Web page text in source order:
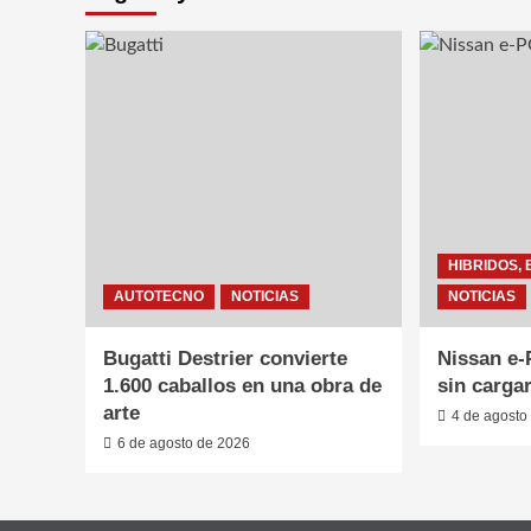
AUTOTECNO NOTICIAS
Bugatti Destrier convierte
1.600 caballos en una obra de
arte
6 de agosto de 2026
HIBRIDOS,
NOTICIAS
Nissan e-
sin
4 de